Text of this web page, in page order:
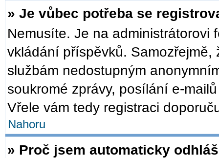
» Je vůbec potřeba se
Nemusíte. Je na administrátorovi
vkládání příspěvků.
službám nedostupným
soukromé zprávy, posílání e-
Vřele vám tedy registraci
Nahoru
» Proč jsem automaticky